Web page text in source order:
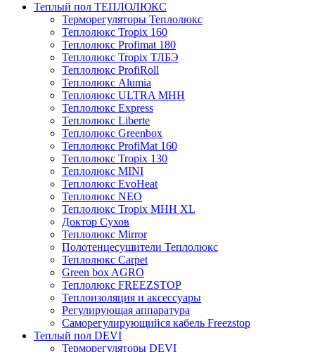
Теплый пол ТЕПЛОЛЮКС
Терморегуляторы Теплолюкс
Теплолюкс Tropix 160
Теплолюкс Profimat 180
Теплолюкс Tropix ТЛБЭ
Теплолюкс ProfiRoll
Теплолюкс Alumia
Теплолюкс ULTRA МНН
Теплолюкс Express
Теплолюкс Liberte
Теплолюкс Greenbox
Теплолюкс ProfiMat 160
Теплолюкс Tropix 130
Теплолюкс MINI
Теплолюкс EvoHeat
Теплолюкс NEO
Теплолюкс Tropix МНН XL
Доктор Сухов
Теплолюкс Mirror
Полотенцесушители Теплолюкс
Теплолюкс Carpet
Green box AGRO
Теплолюкс FREEZSTOP
Теплоизоляция и аксессуары
Регулирующая аппаратура
Cаморегулирующийся кабель Freezstop
Теплый пол DEVI
Терморегуляторы DEVI